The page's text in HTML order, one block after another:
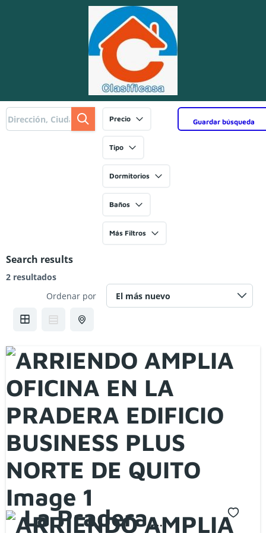
Guardar búsqueda
Precio
Tipo
Dormitorios
Baños
Más Filtros
Search results
2 resultados
Ordenar por
La Pradera,